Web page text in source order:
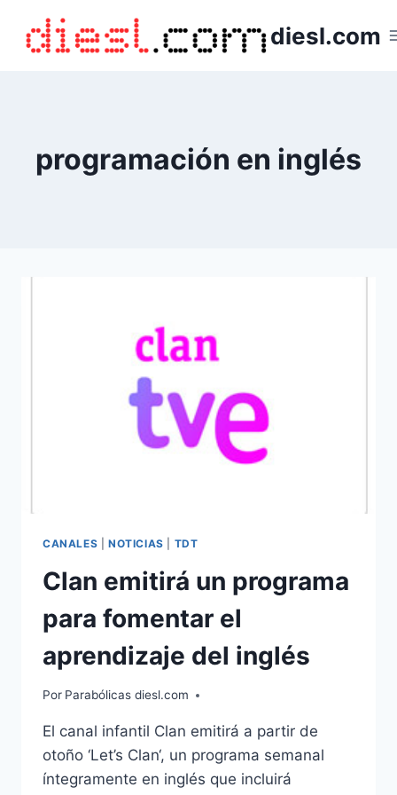
contenido
diesl.com
programación en inglés
CANALES NOTICIAS TDT
Clan emitirá un programa
para fomentar el
aprendizaje del inglés
Por Parabólicas diesl.com
El canal infantil Clan emitirá a partir de
otoño ‘Let’s Clan‘, un programa semanal
íntegramente en inglés que incluirá